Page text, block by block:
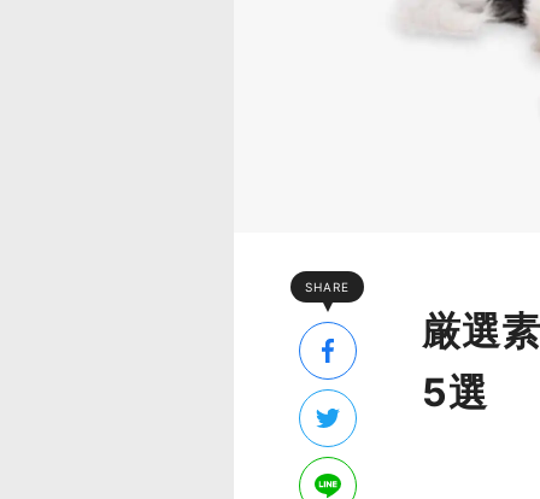
厳選
5選
SHARE